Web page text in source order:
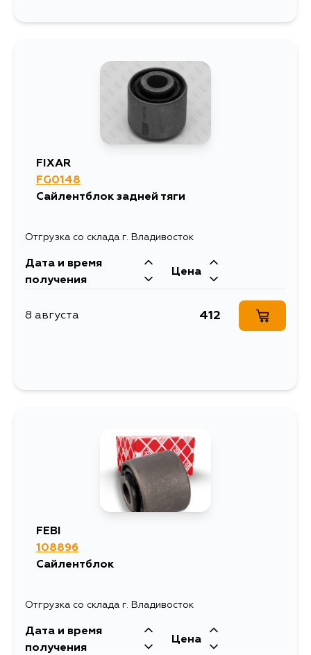
FIXAR
FG0148
Сайлентблок задней тяги
Отгрузка со склада г. Владивосток
Дата и время
получения
Цена
8 августа 412
FEBI
108896
Сайлентблок
Отгрузка со склада г. Владивосток
Дата и время
получения
Цена